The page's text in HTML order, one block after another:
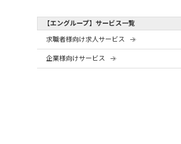
【エングループ】サービス一覧
求職者様向け求人サービス
企業様向けサービス